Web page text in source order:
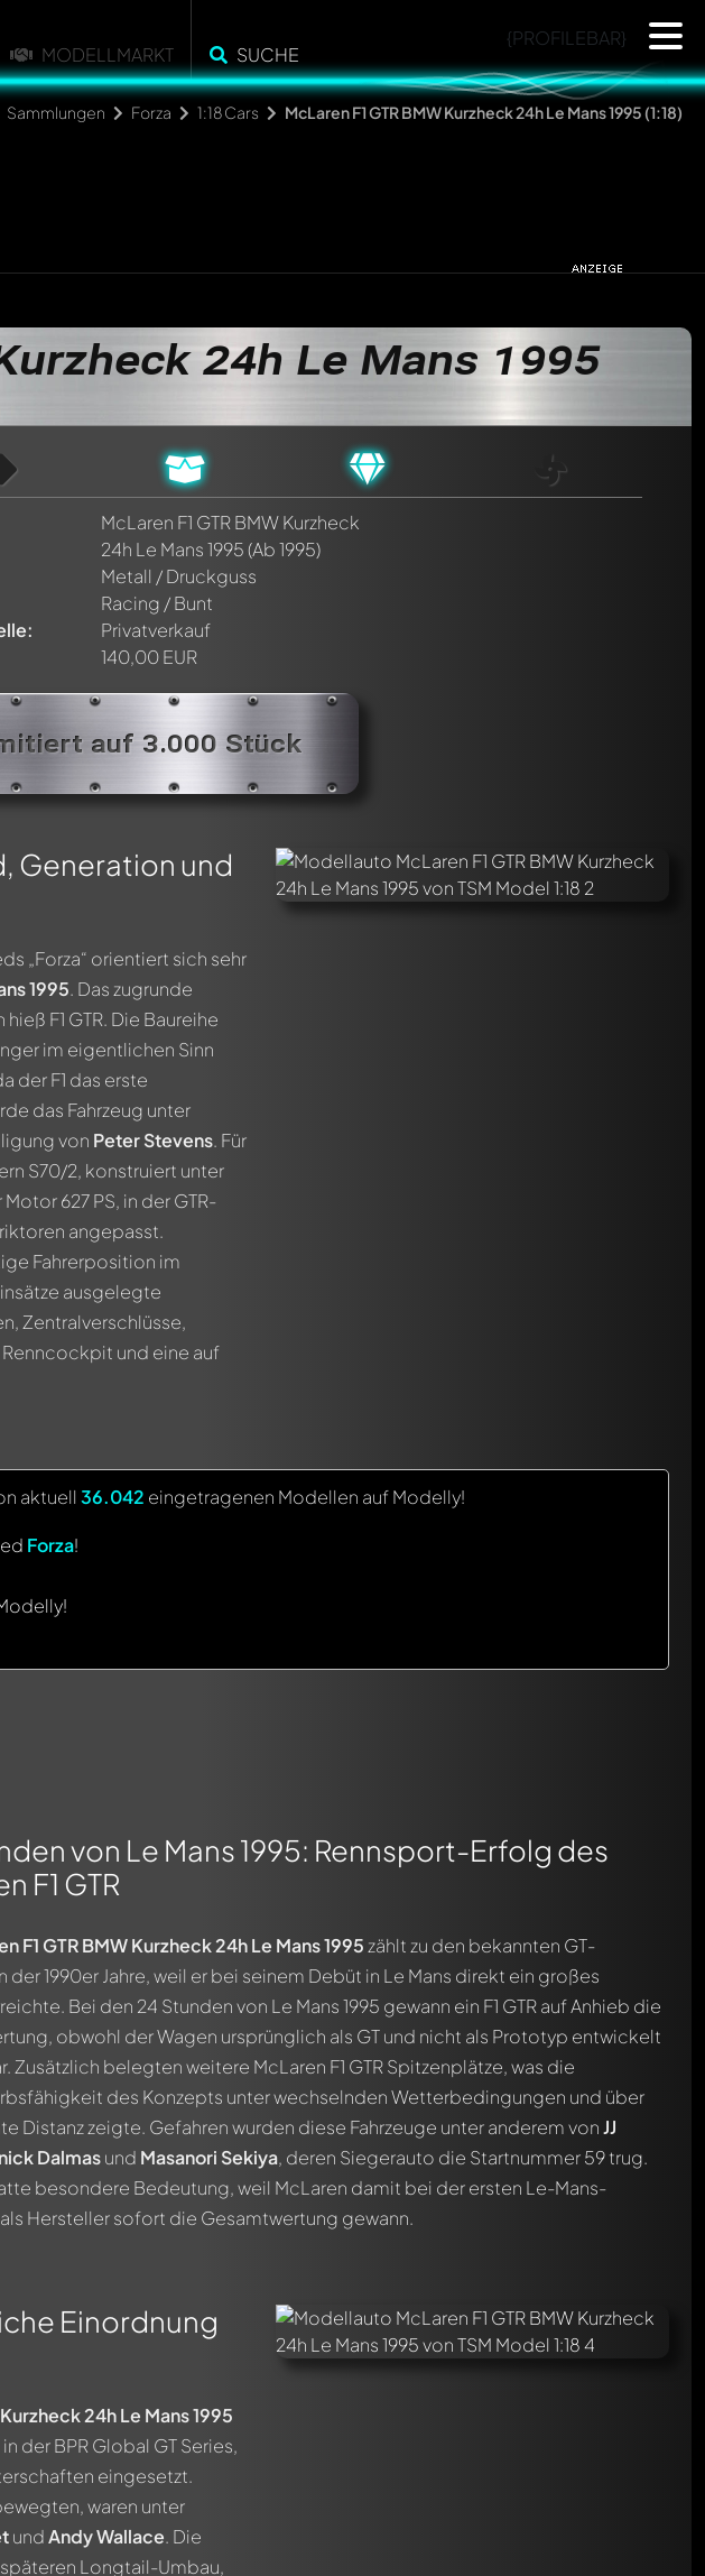
MODELLMARKT SUCHE
{PROFILEBAR}
Sammlungen Forza 1:18 Cars McLaren F1 GTR BMW Kurzheck 24h Le Mans 1995 (1:18)
24h Le Mans 1995
McLaren F1 GTR BMW Kurzheck
24h Le Mans 1995(Ab 1995)
Metall / Druckguss
Racing / Bunt
Privatverkauf
140,00 EUR
auf 3.000 Stück
Generation und
„Forza“ orientiert sich sehr
1995. Das zugrunde
F1 GTR. Die Baureihe
im eigentlichen Sinn
der F1 das erste
das Fahrzeug unter
von Peter Stevens. Für
S70/2, konstruiert unter
627 PS, in der GTR-
angepasst.
Fahrerposition im
ausgelegte
Zentralverschlüsse,
und eine auf
aktuell36.042 eingetragenen Modellen auf Modelly!
Forza!
von Le Mans 1995: Rennsport-Erfolg des
F1 GTR
F1 GTR BMW Kurzheck 24h Le Mans 1995 zählt zu den bekannten GT-
der 1990er Jahre, weil er bei seinem Debüt in Le Mans direkt ein großes
Bei den 24 Stunden von Le Mans 1995 gewann ein F1 GTR auf Anhieb die
obwohl der Wagen ursprünglich als GT und nicht als Prototyp entwickelt
Zusätzlich belegten weitere McLaren F1 GTR Spitzenplätze, was die
des Konzepts unter wechselnden Wetterbedingungen und über
Distanz zeigte. Gefahren wurden diese Fahrzeuge unter anderem vonJJ
Dalmasund Masanori Sekiya, deren Siegerauto die Startnummer 59 trug.
besondere Bedeutung, weil McLaren damit bei der ersten Le-Mans-
Hersteller sofort die Gesamtwertung gewann.
Einordnung
24h Le Mans 1995
der BPR Global GT Series,
eingesetzt.
waren unter
undAndy Wallace. Die
späteren Longtail-Umbau,